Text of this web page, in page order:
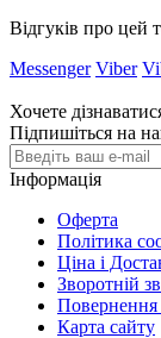
Відгуків про цей
Messenger Viber
Хочете
Підпишіться на
Інформація
Оферта
Політика
Ціна і
Зворотній
Повернення
Карта сайту